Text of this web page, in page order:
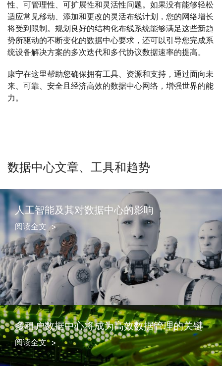
性、可管理性、可扩展性和灵活性问题。如果没有能够轻松
适应常见移动、添加和更改的灵活布线计划，您的网络增长
将受到限制。规划良好的结构化布线系统能够满足这些新趋
势所驱动的不断变化的数据中心要求，还可以引导您完成系
统设备解决方案的多次迭代和多代协议数据速率的提高。
康宁在这里帮助您确保拥有工具、资源和支持，通过面向未
来、可靠、安全且经济高效的数据中心网络，增强世界的能
力。
数据中心文章、工具和趋势
人工智能及其对数据中心的影响
阅读全文
多租户数据中心将成为高效数据管理的关键
阅读全文